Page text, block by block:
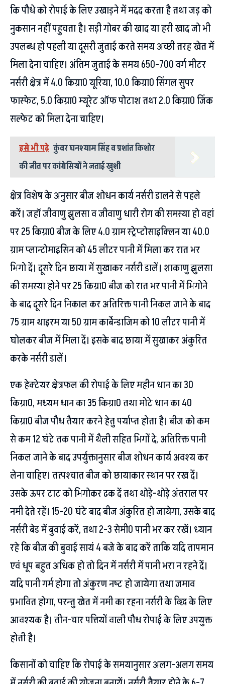
कि पौधे को रोपाई के लिए उखाड़ने में मदद करता है तथा जड़ को
नुकसान नहीं पहुचता है। सड़ी गोबर की खाद या हरी खाद जो भी
उपलब्ध हो पहली या दूसरी जुताई करते समय अच्छी तरह खेत में
मिला देना चाहिए। अंतिम जुताई के समय 650-700 वर्ग मीटर
नर्सरी क्षेत्र में 4.0 किग्रा0 यूरिया, 10.0 किग्रा0 सिंगल सुपर
फास्फेट, 5.0 किग्रा0 म्यूरेट ऑफ पोटाश तथा 2.0 किग्रा0 जिंक
सल्फेट को मिला देना चाहिए।
इसे भी पढ़े कुंवर घनश्याम सिंह व प्रशांत किशोर
की जीत पर कांग्रेसियों ने जताई खुशी
क्षेत्र विशेष के अनुसार बीज शोधन कार्य नर्सरी डालने से पहले
करें। जहॉ जीवाणु झुलसा व जीवाणु धारी रोग की समस्या हो वहां
पर 25 किग्रा0 बीज के लिए 4.0 ग्राम स्ट्रेप्टोसाइक्लिन या 40.0
ग्राम प्लान्टोमाइसिन को 45 लीटर पानी में मिला कर रात भर
भिगो दें। दूसरे दिन छाया में सुखाकर नर्सरी डालें। शाकाणु झुलसा
की समस्या होने पर 25 किग्रा0 बीज को रात भर पानी में भिगोने
के बाद दूसरे दिन निकाल कर अतिरिक्त पानी निकल जाने के बाद
75 ग्राम थाइरम या 50 ग्राम कार्बेन्डाजिम को 10 लीटर पानी में
घोलकर बीज में मिला दें। इसके बाद छाया में सुखाकर अंकुरित
करके नर्सरी डालें।
एक हेक्टेयर क्षेत्रफल की रोपाई के लिए महीन धान का 30
किग्रा0, मध्यम धान का 35 किग्रा0 तथा मोटे धान का 40
किग्रा0 बीज पौध तैयार करने हेतु पर्याप्त होता है। बीज को कम
से कम 12 घंटे तक पानी में थैली सहित भिगों दे, अतिरिक्त पानी
निकल जाने के बाद उपर्युक्तानुसार बीज शोधन कार्य अवश्य कर
लेना चाहिए। तत्पश्चात बीज को छायाकार स्थान पर रख दें।
उसके ऊपर टाट को भिगोकर ढक दें तथा थोड़े-थोड़े अंतराल पर
नमी देते रहें। 15-20 घंटे बाद बीज अंकुरित हो जायेगा, उसके बाद
नर्सरी बेड में बुवाई करें, तथा 2-3 सेमी0 पानी भर कर रखें। ध्यान
रहे कि बीज की बुवाई सायं 4 बजे के बाद करें ताकि यदि तापमान
एवं धूप बहुत अधिक हो तो दिन में नर्सरी में पानी भरा न रहने दें।
यदि पानी गर्म होगा तो अंकुरण नष्ट हो जायेगा तथा जमाव
प्रभावित होगा, परन्तु खेत में नमी का रहना नर्सरी के व्द्धि के लिए
आवश्यक है। तीन-चार पत्तियों वाली पौध रोपाई के लिए उपयुक्त
होती है।
किसानों को चाहिए कि रोपाई के समयानुसार अलग-अलग समय